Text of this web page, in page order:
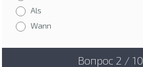
Als
Wann
Вопрос 2 / 10